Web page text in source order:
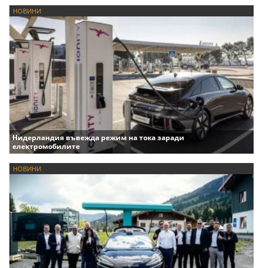
НОВИНИ
Нидерландия въвежда режим на тока заради
електромобилите
НОВИНИ